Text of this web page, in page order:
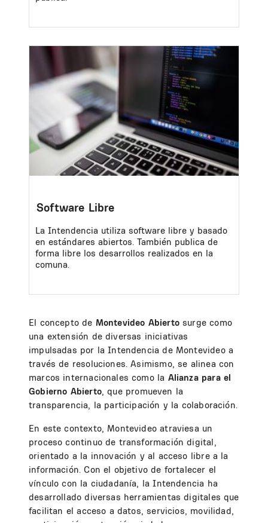
Software Libre
La Intendencia utiliza software libre y basado
en estándares abiertos. También publica de
forma libre los desarrollos realizados en la
comuna.
El concepto de Montevideo Abiertosurge como
una extensión de diversas iniciativas
impulsadas por la Intendencia de Montevideo a
través de resoluciones. Asimismo, se alinea con
marcos internacionales como la Alianza para el
Gobierno Abierto, que promueven la
transparencia, la participación y la colaboración.
En este contexto, Montevideo atraviesa un
proceso continuo de transformación digital,
orientado a la innovación y al acceso libre a la
información. Con el objetivo de fortalecer el
vínculo con la ciudadanía, la Intendencia ha
desarrollado diversas herramientas digitales que
facilitan el acceso a datos, servicios, movilidad,